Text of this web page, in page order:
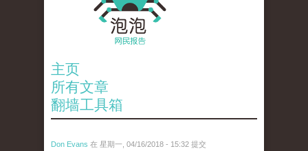
主页
所有文章
翻墙工具箱
Don Evans 在 星期一, 04/16/2018 - 15:32 提交